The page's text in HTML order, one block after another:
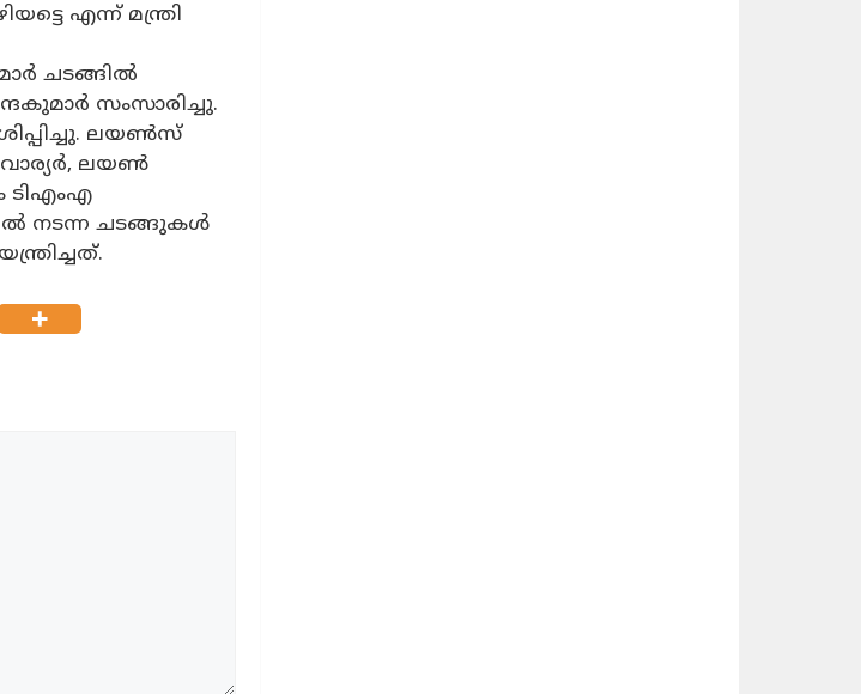
എന്ന് മന്ത്രി
ചടങ്ങില്‍
സംസാരിച്ചു.
ലയണ്‍സ്
ലയണ്‍
ടിഎംഎ
നടന്ന ചടങ്ങുകള്‍